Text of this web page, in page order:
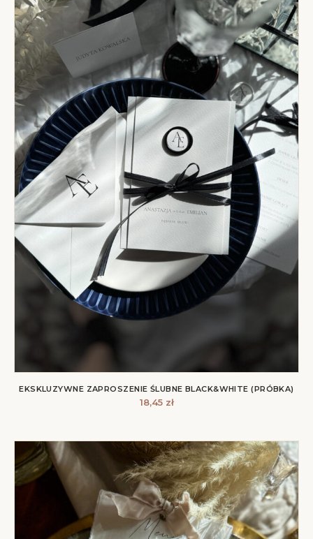
EKSKLUZYWNE ZAPROSZENIE ŚLUBNE BLACK&WHITE (PRÓBKA)
18,45 zł